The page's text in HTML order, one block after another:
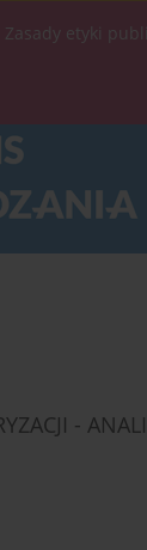
Zasady etyki
-